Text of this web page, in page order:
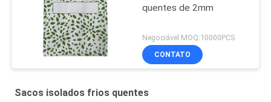
quentes de 2mm
Negociável MOQ:10000PCS
CONTATO
Sacos isolados frios quentes